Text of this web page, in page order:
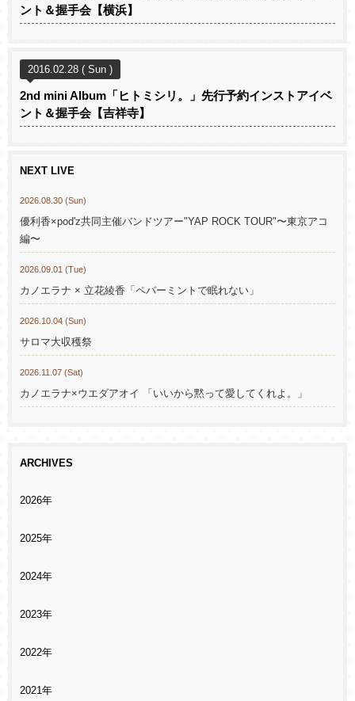
ント＆握手会【横浜】
2016.02.28 ( Sun )
2nd mini Album「ヒトミシリ。」先行予約インストアイベ
ント＆握手会【吉祥寺】
NEXT LIVE
2026.08.30 (Sun)
優利香×pod'z共同主催バンドツアー"YAP ROCK TOUR"〜東京アコ
編〜
2026.09.01 (Tue)
カノエラナ × 立花綾香「ペパーミントで眠れない」
2026.10.04 (Sun)
サロマ大収穫祭
2026.11.07 (Sat)
カノエラナ×ウエダアオイ 「いいから黙って愛してくれよ。」
ARCHIVES
2026年
2025年
2024年
2023年
2022年
2021年